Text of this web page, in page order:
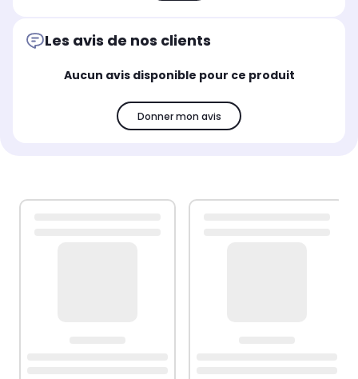
Les avis de nos clients
Aucun avis disponible pour ce produit
Donner mon avis